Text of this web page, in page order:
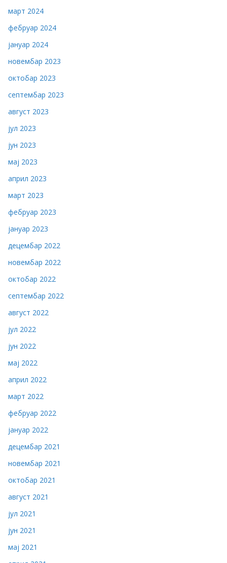
март 2024
фебруар 2024
јануар 2024
новембар 2023
октобар 2023
септембар 2023
август 2023
јул 2023
јун 2023
мај 2023
април 2023
март 2023
фебруар 2023
јануар 2023
децембар 2022
новембар 2022
октобар 2022
септембар 2022
август 2022
јул 2022
јун 2022
мај 2022
април 2022
март 2022
фебруар 2022
јануар 2022
децембар 2021
новембар 2021
октобар 2021
август 2021
јул 2021
јун 2021
мај 2021